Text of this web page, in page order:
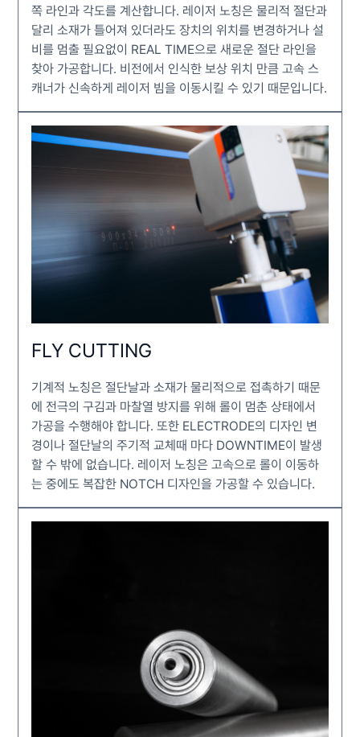
쪽 라인과 각도를 계산합니다. 레이저 노칭은 물리적 절단과
달리 소재가 틀어져 있더라도 장치의 위치를 변경하거나 설
비를 멈출 필요없이 REAL TIME으로 새로운 절단 라인을
찾아 가공합니다. 비전에서 인식한 보상 위치 만큼 고속 스
캐너가 신속하게 레이저 빔을 이동시킬 수 있기 때문입니다.
FLY CUTTING
기계적 노칭은 절단날과 소재가 물리적으로 접촉하기 때문
에 전극의 구김과 마찰열 방지를 위해 롤이 멈춘 상태에서
가공을 수행해야 합니다. 또한 ELECTRODE의 디자인 변
경이나 절단날의 주기적 교체때 마다 DOWNTIME이 발생
할 수 밖에 없습니다. 레이저 노칭은 고속으로 롤이 이동하
는 중에도 복잡한 NOTCH 디자인을 가공할 수 있습니다.